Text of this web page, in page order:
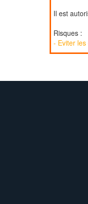
Il est
Risques :
- Eviter